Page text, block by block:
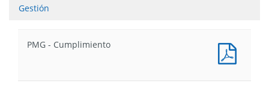
Gestión
PMG - Cumplimiento